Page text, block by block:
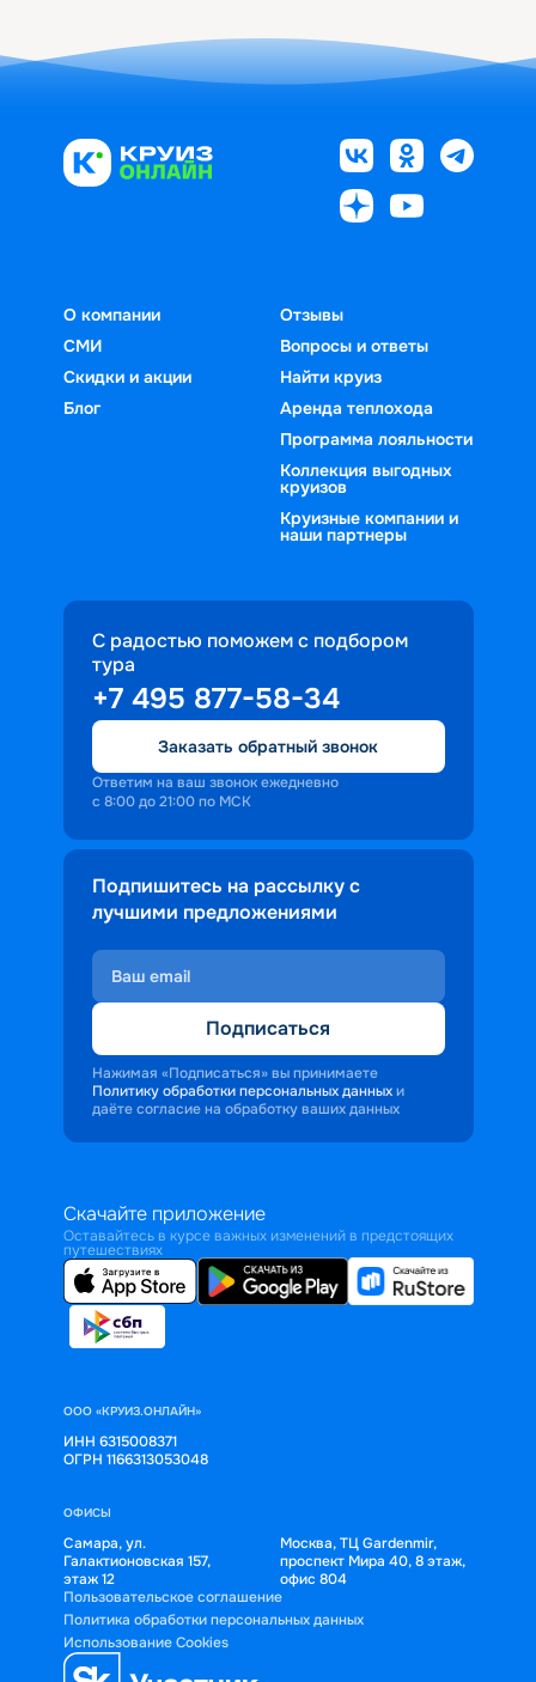
О компании
СМИ
Скидки и акции
Блог
Отзывы
Вопросы и ответы
Найти круиз
Аренда теплохода
Программа лояльности
Коллекция выгодных
круизов
Круизные компании и
наши партнеры
С радостью поможем с подбором
тура
+7 495 877-58-34
Заказать обратный звонок
Ответим на ваш звонок ежедневно
с 8:00 до 21:00 по МСК
Подпишитесь на рассылку с
лучшими предложениями
Подписаться
Нажимая «Подписаться» вы принимаете
Политику обработки персональных данных и
даёте согласие на обработку ваших данных
Скачайте приложение
Оставайтесь в курсе важных изменений в предстоящих
путешествиях
ООО «КРУИЗ.ОНЛАЙН»
ИНН 6315008371
ОГРН 1166313053048
ОФИСЫ
Самара, ул.
Галактионовская 157,
этаж 12
Москва, ТЦ Gardenmir,
проспект Мира 40, 8 этаж,
офис 804
Пользовательское соглашение
Политика обработки персональных данных
Использование Cookies